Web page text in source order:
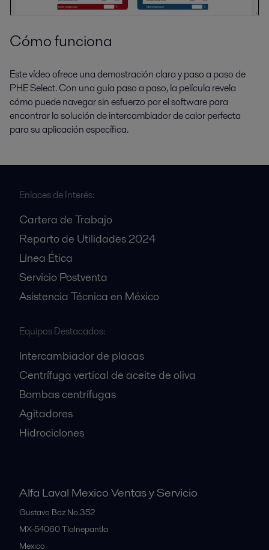
Cómo funciona
Este vídeo ofrece una demostración clara y paso a paso de
PHE Select. Con una guía paso a paso, la película revela
cómo puede navegar sin esfuerzo por el software para
encontrar la solución de intercambiador de calor perfecta
para su aplicación específica.
Enlaces de Interés:
Cartera de Trabajo
Reparto de Utilidades 2024
Línea Ética
Servicio Postventa
Asistencia Técnica en México
Equipos Destacados:
Intercambiador de placas
Centrífuga vertical de aceite de oliva
Bombas centrífugas
Agitadores
Hidrociclones
Alfa Laval Mexico Ventas y Servicio
Gustavo Baz No.352
MX-54060Tlalnepantla
Mexico